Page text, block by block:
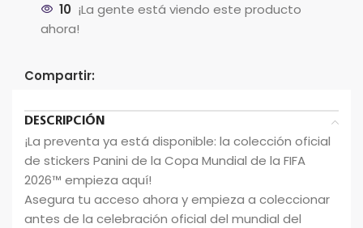
10 ¡La gente está viendo este producto
ahora!
Compartir:
DESCRIPCIÓN
¡La preventa ya está disponible: la colección oficial
de stickers Panini de la Copa Mundial de la FIFA
2026™ empieza aquí!
Asegura tu acceso ahora y empieza a coleccionar
antes de la celebración oficial del mundial del